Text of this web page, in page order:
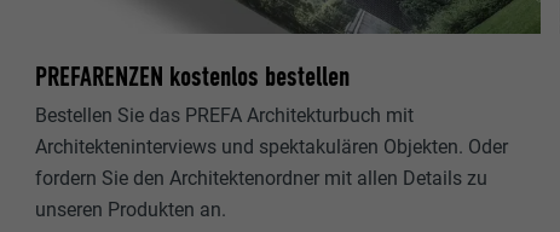
PREFARENZEN kostenlos bestellen
Bestellen Sie das PREFA Architekturbuch mit
Architekteninterviews und spektakulären Objekten. Oder
fordern Sie den Architektenordner mit allen Details zu
unseren Produkten an.